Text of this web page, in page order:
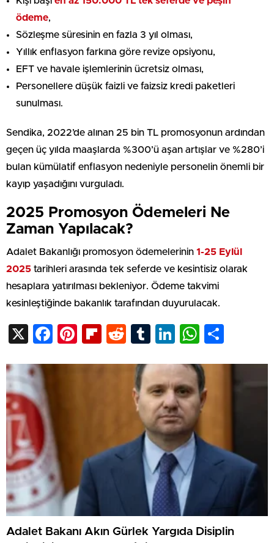
ödeme,
Sözleşme süresinin en fazla 3 yıl olması,
Yıllık enflasyon farkına göre revize opsiyonu,
EFT ve havale işlemlerinin ücretsiz olması,
Personellere düşük faizli ve faizsiz kredi paketleri
sunulması.
Sendika, 2022’de alınan 25 bin TL promosyonun ardından
geçen üç yılda maaşlarda %300’ü aşan artışlar ve %280’i
bulan kümülatif enflasyon nedeniyle personelin önemli bir
kayıp yaşadığını vurguladı.
2025 Promosyon Ödemeleri Ne
Zaman Yapılacak?
Adalet Bakanlığı promosyon ödemelerinin 1-25 Eylül
2025 tarihleri arasında tek seferde ve kesintisiz olarak
hesaplara yatırılması bekleniyor. Ödeme takvimi
kesinleştiğinde bakanlık tarafından duyurulacak.
X Facebook
Pinterest
Flipboard
RedditTumblr
LinkedIn
Adalet Bakanı Akın Gürlek Yargıda Disiplin